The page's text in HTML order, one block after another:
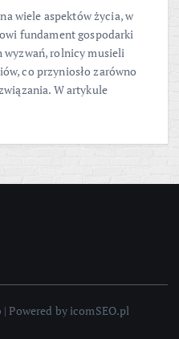
wiele aspektów życia, w
fundament gospodarki
rolnicy musieli
co przyniosło zarówno
W artykule
Powered by icomSEO.pl